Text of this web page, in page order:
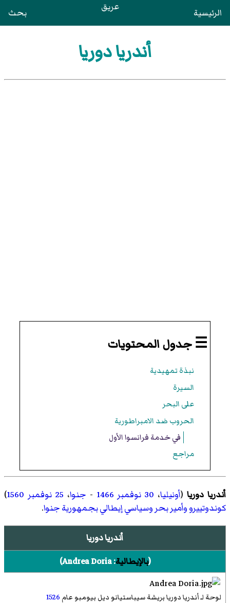
الرئيسية عريق بحث
أندريا دوريا
☰ جدول المحتويات
نبذة تمهيدية
السيرة
على البحر
الحروب ضد الامبراطورية
في خدمة فرانسوا الأول
مراجع
أندريا دوريا(أونيليا، 30 نوفمبر 1466
- جنوا، 25 نوفمبر 1560
)
كوندوتييرووأمير بحر وسياسيإيطاليبجمهورية جنوا.
أندريا دوريا
(بالإيطالية:
Andrea Doria
)‏
لوحة لـ أندريا دوريا بريشة سيباستيانو ديل بيومبو عام 1526